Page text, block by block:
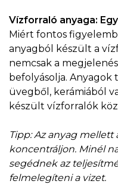
Vízforraló anyaga:
Miért fontos
anyagból készült a
nemcsak a
befolyásolja.
üvegből, kerámiából
készült vízforralók
Tipp: Az anyag
koncentráljon. Minél
segédnek az
felmelegíteni a vizet.